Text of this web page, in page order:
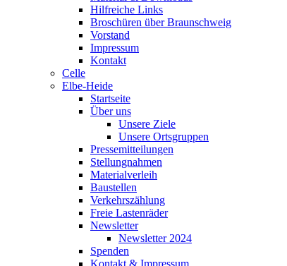
Hilfreiche Links
Broschüren über Braunschweig
Vorstand
Impressum
Kontakt
Celle
Elbe-Heide
Startseite
Über uns
Unsere Ziele
Unsere Ortsgruppen
Pressemitteilungen
Stellungnahmen
Materialverleih
Baustellen
Verkehrszählung
Freie Lastenräder
Newsletter
Newsletter 2024
Spenden
Kontakt & Impressum